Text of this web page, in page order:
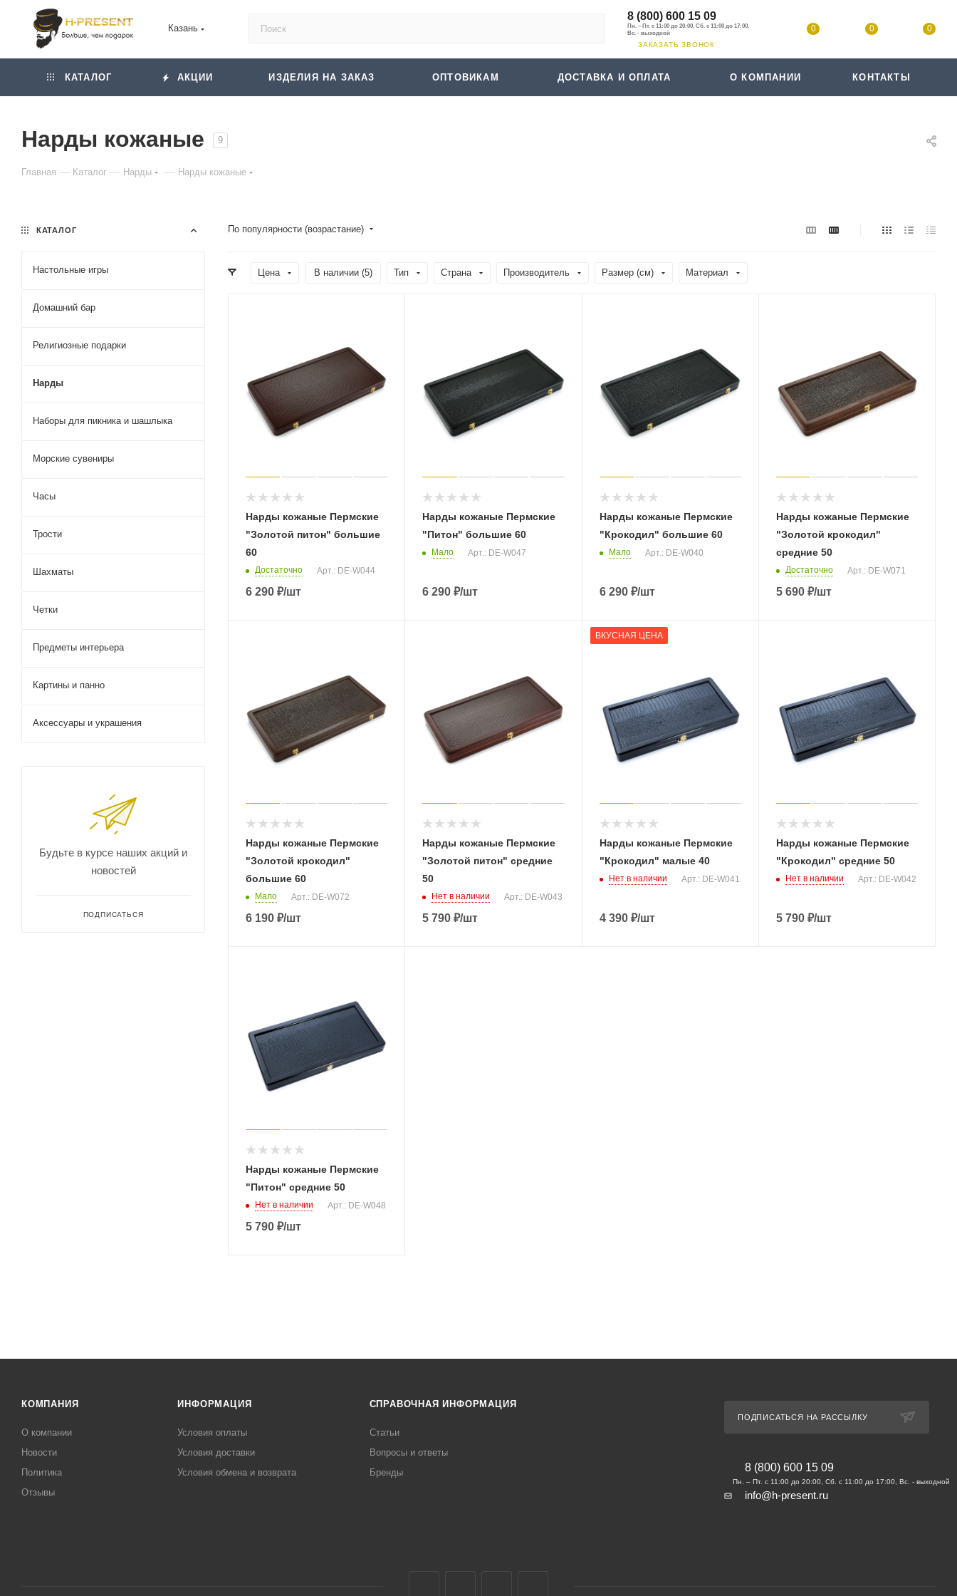
Казань
8 (800) 600 15 09
ЗАКАЗАТЬ ЗВОНОК
0 0 0
КАТАЛОГ АКЦИИ ИЗДЕЛИЯ НА ЗАКАЗ ОПТОВИКАМ ДОСТАВКА И ОПЛАТА О КОМПАНИИ КОНТАКТЫ
Нарды кожаные 9
Главная — Каталог — Нарды — Нарды кожаные
По популярности (возрастание)
Цена В наличии (5) Тип Страна Производитель Размер (см) Материал
Нарды кожаные Пермские
"Золотой питон" большие
60
Достаточно Арт.: DE-W044
6 290 ₽/шт
Нарды кожаные Пермские
"Питон" большие 60
Мало Арт.: DE-W047
6 290 ₽/шт
Нарды кожаные Пермские
"Крокодил" большие 60
Мало Арт.: DE-W040
6 290₽/шт
Нарды кожаные Пермские
"Золотой крокодил"
средние 50
Достаточно Арт.: DE-W071
5 690₽/шт
Нарды кожаные Пермские
"Золотой крокодил"
большие 60
Мало Арт.: DE-W072
6 190 ₽/шт
Нарды кожаные Пермские
"Золотой питон" средние
50
Нет в наличии Арт.: DE-W043
5 790 ₽/шт
ВКУСНАЯ ЦЕНА
Нарды кожаные Пермские
"Крокодил" малые 40
Нет в наличии Арт.: DE-W041
4 390₽/шт
Нарды кожаные Пермские
"Крокодил" средние 50
Нет в наличии Арт.: DE-W042
5 790₽/шт
Нарды кожаные Пермские
"Питон" средние 50
Нет в наличии Арт.: DE-W048
5 790 ₽/шт
КАТАЛОГ
Настольные игры
Домашний бар
Религиозные подарки
Нарды
Наборы для пикника и шашлыка
Морские сувениры
Часы
Трости
Шахматы
Четки
Предметы интерьера
Картины и панно
Аксессуары и украшения
Будьте в курсе наших акций и
новостей
ПОДПИСАТЬСЯ
КОМПАНИЯ
О компании
Новости
Политика
Отзывы
ИНФОРМАЦИЯ
Условия оплаты
Условия доставки
Условия обмена и возврата
СПРАВОЧНАЯ ИНФОРМАЦИЯ
Статьи
Вопросы и ответы
Бренды
ПОДПИСАТЬСЯ НА РАССЫЛКУ
8 (800) 600 15 09
info@h-present.ru